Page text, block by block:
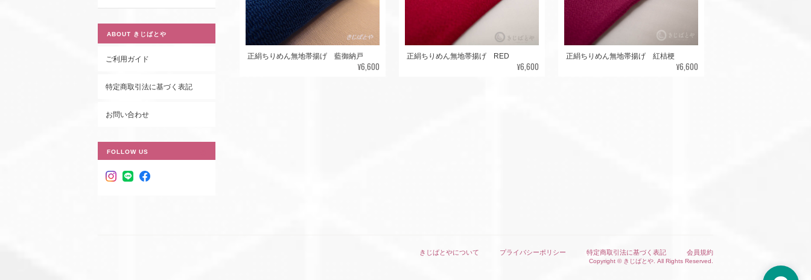
正絹ちりめん無地帯揚げ 藍御納戸
¥6,600
正絹ちりめん無地帯揚げ RED
¥6,600
正絹ちりめん無地帯揚げ 紅桔梗
¥6,600
ABOUT きじばとや
ご利用ガイド
特定商取引法に基づく表記
お問い合わせ
FOLLOW US
きじばとやについて プライバシーポリシー 特定商取引法に基づく表記 会員規約
Copyright © きじばとや. All Rights Reserved.